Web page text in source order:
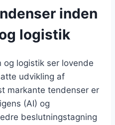
inden
logistik
logistik ser lovende
udvikling af
markante tendenser er
(AI) og
beslutningstagning